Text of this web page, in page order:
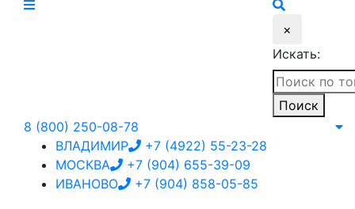
×
Искать:
Поиск
8 (800) 250-08-78
ВЛАДИМИР
+7 (4922) 55-23-28
МОСКВА
+7 (904) 655-39-09
ИВАНОВО
+7 (904) 858-05-85